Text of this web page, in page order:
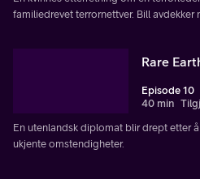
familiedrevet terrornettver. Bill avdekker
Rare
Episode 10
40 min
En utenlandsk diplomat blir drept etter
ukjente omstendigheter.